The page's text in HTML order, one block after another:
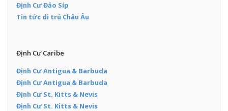
Định Cư Đảo Síp
Tin tức di trú Châu Âu
Định Cư Caribe
Định Cư Antigua & Barbuda
Định Cư Antigua & Barbuda
Định Cư St. Kitts & Nevis
Định Cư St. Kitts & Nevis